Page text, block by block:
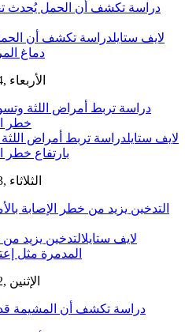
دراسة تكشف أن الحمل يُحدث
GMT 10:38 2026 الأربعاء ,04 آذار/ مارس
دراسة تربط أمراض اللثة
خطر
GMT 13:23 2026 الثلاثاء ,03 آذار/ مارس
التدخين يزيد من خطر الإصابة
GMT 20:24 2026 الإثنين ,02 آذار/ مارس
دراسة تكشف أن المشيمة قد